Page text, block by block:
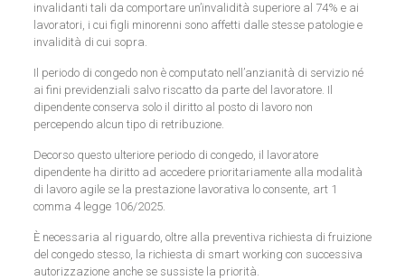
invalidanti tali da comportare un’invalidità superiore al 74% e ai
lavoratori, i cui figli minorenni sono affetti dalle stesse patologie e
invalidità di cui sopra.
Il periodo di congedo non è computato nell’anzianità di servizio né
ai fini previdenziali salvo riscatto da parte del lavoratore. Il
dipendente conserva solo il diritto al posto di lavoro non
percependo alcun tipo di retribuzione.
Decorso questo ulteriore periodo di congedo, il lavoratore
dipendente ha diritto ad accedere prioritariamente alla modalità
di lavoro agile se la prestazione lavorativa lo consente, art 1
comma 4 legge 106/2025.
È necessaria al riguardo, oltre alla preventiva richiesta di fruizione
del congedo stesso, la richiesta di smart working con successiva
autorizzazione anche se sussiste la priorità.